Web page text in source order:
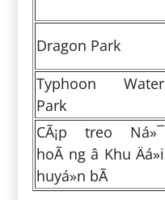
Dragon Park
Typhoon Water
Park
CÃ¡p treo Ná»¯
hoÃ ng â Khu Äá»i
huyá»n bÃ­